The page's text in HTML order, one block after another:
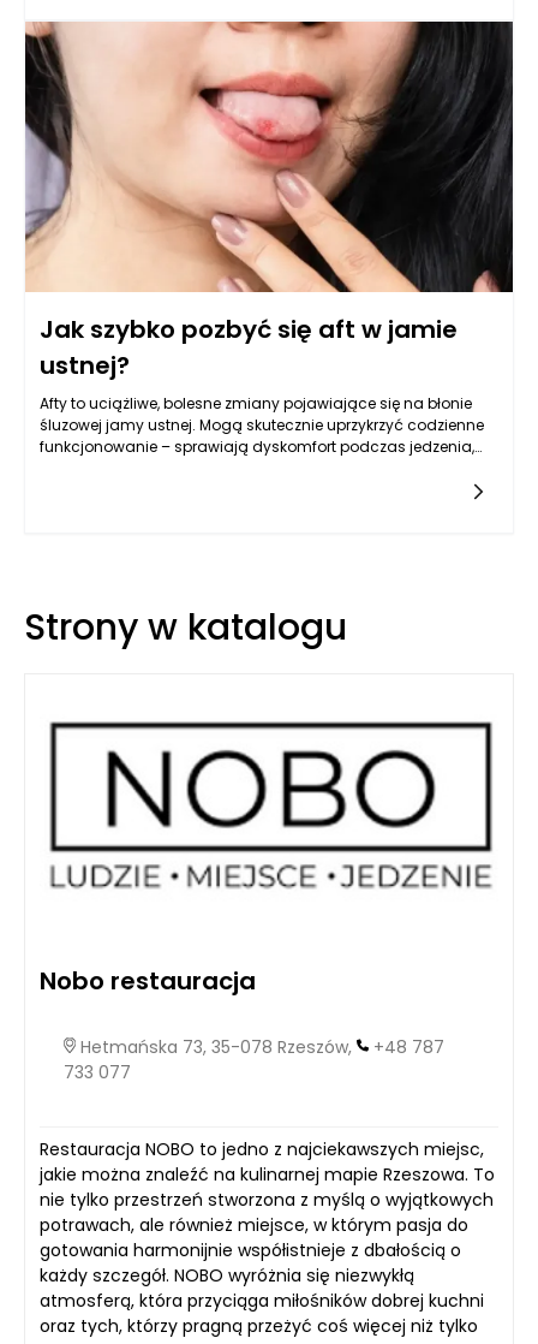
uciążliwe, ich zaraźliwość jest kwestią, która wymaga
szczegółowego omówienia. Z medycznego punktu widzenia
afty są wynikiem wielu czynników, w tym stresu, deficytów
żywieniowych, alergii pokarmowych i osłabionego układu
odpornościowego, a nie infekcją wirusową czy bakteryjną.
Dlatego zdecydowana większość badań wskazuje, że afty nie
są zaraźliwe, co oznacza, że nie mogą być przenoszone z
jednej osoby na drugą poprzez kontakt bezpośredni czy
pośredni.
Jak szybko pozbyć się aft w jamie
ustnej?
Afty to uciążliwe, bolesne zmiany pojawiające się na błonie
śluzowej jamy ustnej. Mogą skutecznie uprzykrzyć codzienne
funkcjonowanie – sprawiają dyskomfort podczas jedzenia,
małe, płaskie owrzodzenia, często wywołujące pieczenie oraz
się żel na afty, który – stosowany regularnie – może
zdecydowanie poprawić komfort pacjentów.
Strony w katalogu
Nobo restauracja
Hetmańska 73, 35-078 Rzeszów,
+48 787
733 077
Restauracja NOBO to jedno z najciekawszych miejsc,
jakie można znaleźć na kulinarnej mapie Rzeszowa. To
nie tylko przestrzeń stworzona z myślą o wyjątkowych
potrawach, ale również miejsce, w którym pasja do
gotowania harmonijnie współistnieje z dbałością o
każdy szczegół. NOBO wyróżnia się niezwykłą
atmosferą, która przyciąga miłośników dobrej kuchni
oraz tych, którzy pragną przeżyć coś więcej niż tylko